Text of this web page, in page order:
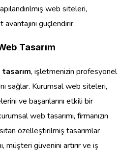
web siteleri,
güçlendirir.
Tasarım
, işletmenizin profesyonel
sağlar. Kurumsal web siteleri,
ve başarılarını etkili bir
web tasarımı, firmanızın
özelleştirilmiş tasarımlar
müşteri güvenini artırır ve iş